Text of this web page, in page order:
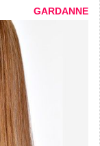
GARDANNE